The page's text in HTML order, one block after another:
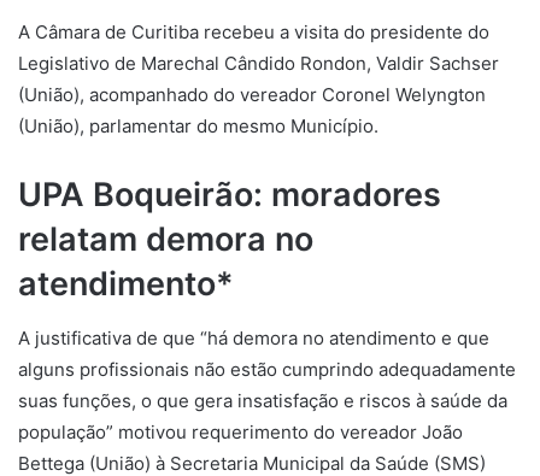
A Câmara de Curitiba recebeu a visita do presidente do
Legislativo de Marechal Cândido Rondon, Valdir Sachser
(União), acompanhado do vereador Coronel Welyngton
(União), parlamentar do mesmo Município.
UPA Boqueirão: moradores
relatam demora no
atendimento*
A justificativa de que “há demora no atendimento e que
alguns profissionais não estão cumprindo adequadamente
suas funções, o que gera insatisfação e riscos à saúde da
população” motivou requerimento do vereador João
Bettega (União) à Secretaria Municipal da Saúde (SMS)